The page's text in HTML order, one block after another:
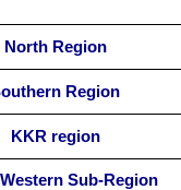
North Region
Region
KKR region
Sub-Region